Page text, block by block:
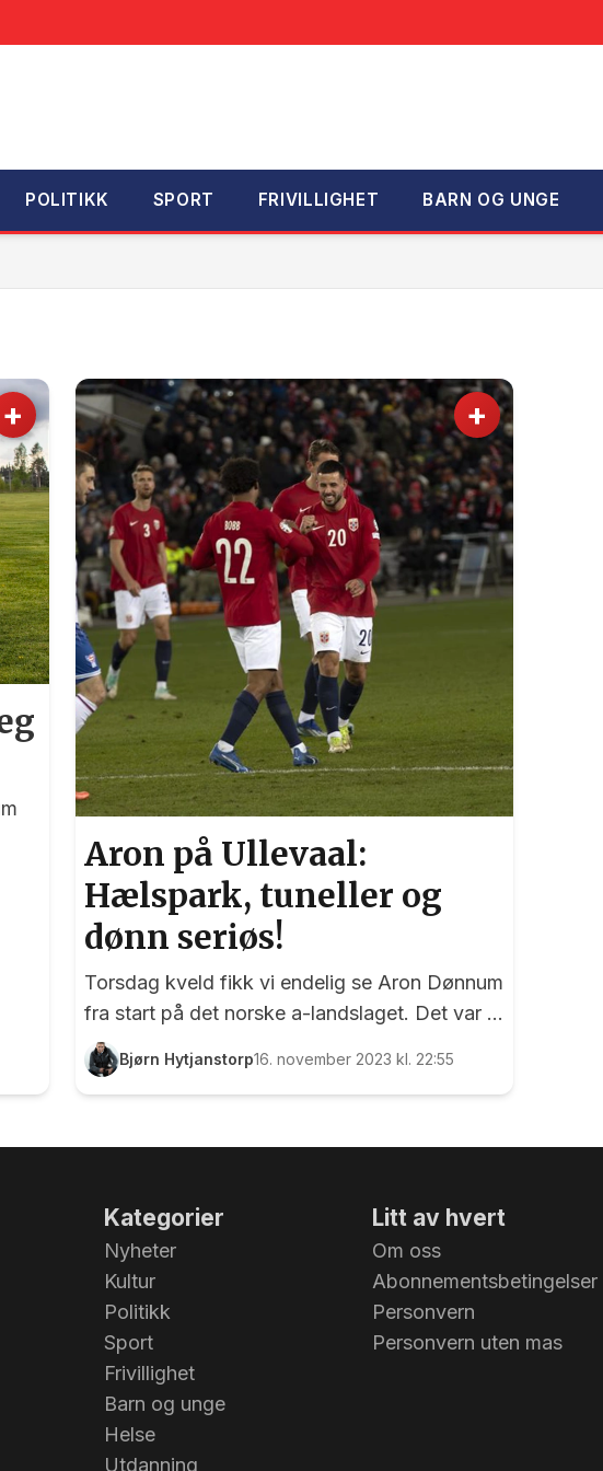
POLITIKK SPORT FRIVILLIGHET BARN OG UNGE
+ +
Aron på Ullevaal:
Hælspark, tuneller og
dønn seriøs!
Torsdag kveld fikk vi endelig se Aron Dønnum
fra start på det norske a-landslaget. Det var et
stort og stolt øyeblikk for Aron, og i intervjuer
har han vært tydelig på at det var godt å være
Kristoffer Vassbakk Ajer. Foto: Bjørn
Hytjanstorp
Bjørn Hytjanstorp16. november 2023 kl. 22:55
Kategorier
Nyheter
Kultur
Politikk
Sport
Frivillighet
Barn og unge
Helse
Utdanning
Litt av hvert
Om oss
Abonnementsbetingelser
Personvern
Personvern uten mas